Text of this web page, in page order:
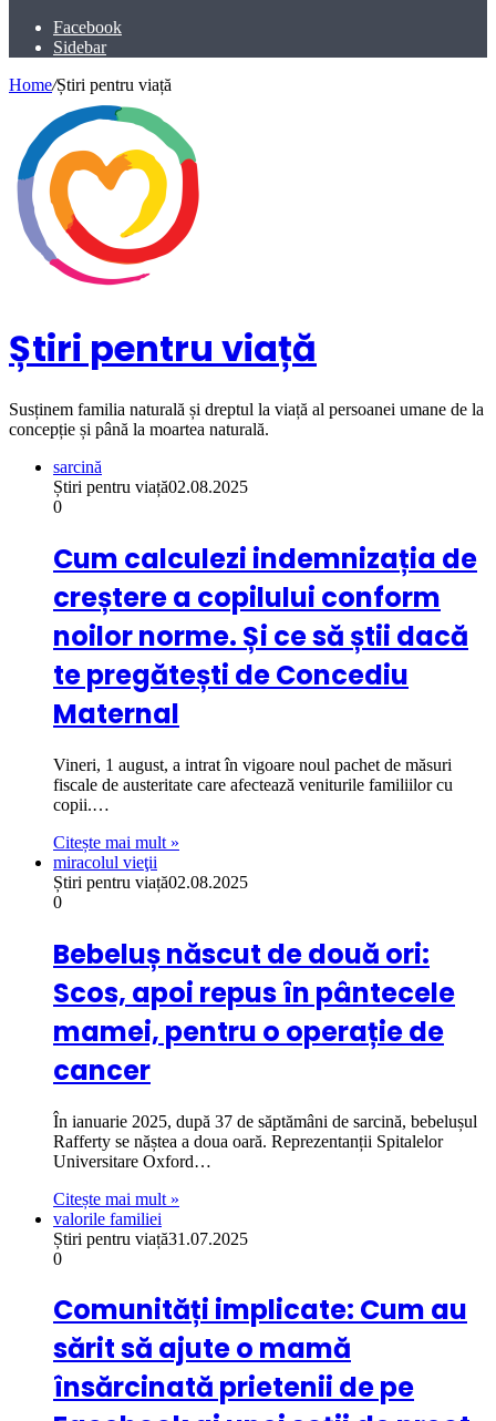
Facebook
Sidebar
Home/Știri pentru viață
Știri pentru viață
Susținem familia naturală și dreptul la viață al persoanei umane de la
concepție și până la moartea naturală.
sarcină
Știri pentru viață02.08.2025
0
Cum calculezi indemnizația de
creștere a copilului conform
noilor norme. Și ce să știi dacă
te pregătești de Concediu
Maternal
Vineri, 1 august, a intrat în vigoare noul pachet de măsuri
fiscale de austeritate care afectează veniturile familiilor cu
copii.…
Citește mai mult »
miracolul vieţii
Știri pentru viață02.08.2025
0
Bebeluș născut de două ori:
Scos, apoi repus în pântecele
mamei, pentru o operație de
cancer
În ianuarie 2025, după 37 de săptămâni de sarcină, bebelușul
Rafferty se năștea a doua oară. Reprezentanții Spitalelor
Universitare Oxford…
Citește mai mult »
valorile familiei
Știri pentru viață31.07.2025
0
Comunități implicate: Cum au
sărit să ajute o mamă
însărcinată prietenii de pe